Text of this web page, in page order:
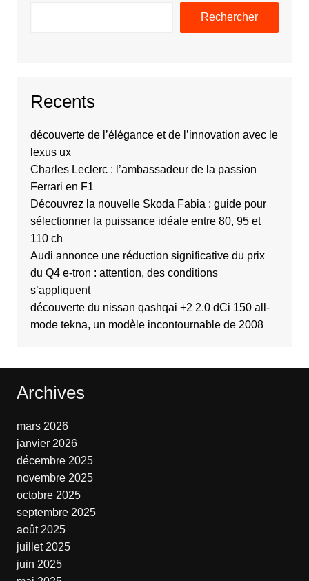
Rechercher
Recents
découverte de l’élégance et de l’innovation avec le
lexus ux
Charles Leclerc : l’ambassadeur de la passion
Ferrari en F1
Découvrez la nouvelle Skoda Fabia : guide pour
sélectionner la puissance idéale entre 80, 95 et
110 ch
Audi annonce une réduction significative du prix
du Q4 e-tron : attention, des conditions
s’appliquent
découverte du nissan qashqai +2 2.0 dCi 150 all-
mode tekna, un modèle incontournable de 2008
Archives
mars 2026
janvier 2026
décembre 2025
novembre 2025
octobre 2025
septembre 2025
août 2025
juillet 2025
juin 2025